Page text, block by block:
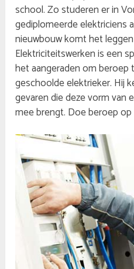
school. Zo studeren er in
gediplomeerde elektriciens
nieuwbouw komt het
Elektriciteitswerken is een
het aangeraden om beroep
geschoolde elektrieker. Hij
gevaren die deze vorm van
mee brengt. Doe beroep op